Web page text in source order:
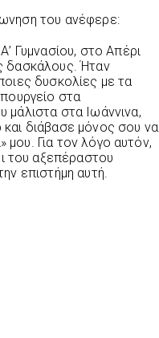
του ανέφερε:
Γυμνασίου, στο Απέρι
δασκάλους. Ήταν
δυσκολίες με τα
στα
μάλιστα στα Ιωάννινα,
διάβασε μόνος σου να
μου. Για τον λόγο αυτόν,
του αξεπέραστου
επιστήμη αυτή.